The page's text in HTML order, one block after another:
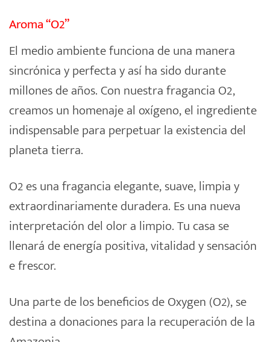
Aroma “O2”
El medio ambiente funciona de una manera
sincrónica y perfecta y así ha sido durante
millones de años. Con nuestra fragancia O2,
creamos un homenaje al oxígeno, el ingrediente
indispensable para perpetuar la existencia del
planeta tierra.
O2 es una fragancia elegante, suave, limpia y
extraordinariamente duradera. Es una nueva
interpretación del olor a limpio. Tu casa se
llenará de energía positiva, vitalidad y sensación
e frescor.
Una parte de los beneficios de Oxygen (O2), se
destina a donaciones para la recuperación de la